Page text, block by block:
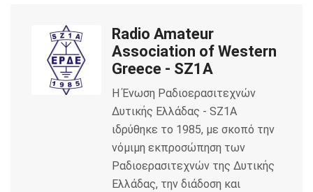
b
o
t
e
l
Radio Amateur
Association of Western
Greece - SZ1A
Η Ένωση Ραδιοερασιτεχνών
Δυτικής Ελλάδας - SZ1A
ιδρύθηκε το 1985, με σκοπό την
νόμιμη εκπροσώπηση των
Ραδιοερασιτεχνών της Δυτικής
Ελλάδας, την διάδοση και